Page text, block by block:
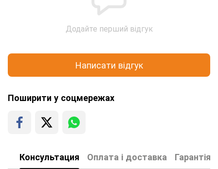
Додайте перший відгук
Написати відгук
Поширити у соцмережах
Консультация Оплата і доставка Гарантія